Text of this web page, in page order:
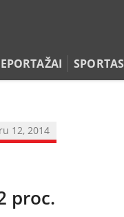
SPORTAS
12, 2014
proc.